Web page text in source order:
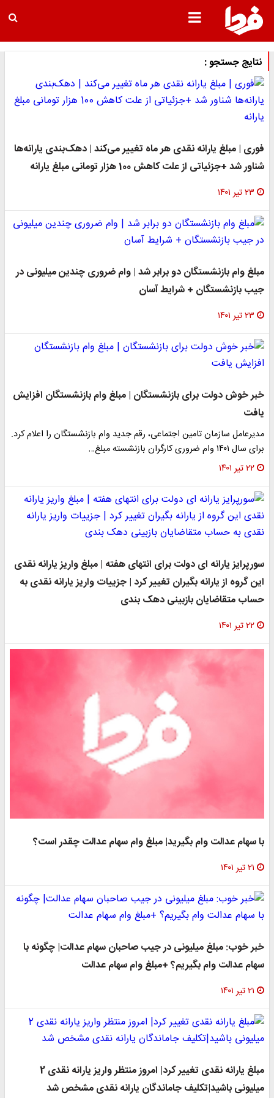
نتایج جستجو :
فوری | مبلغ یارانه نقدی هر ماه تغییر می‌کند | دهک‌بندی یارانه‌ها
شناور شد +‌جزئیاتی از علت کاهش 100 هزار تومانی مبلغ یارانه
۲۳ تیر ۱۴۰۱
مبلغ وام بازنشستگان دو برابر شد | وام ضروری چندین میلیونی در
جیب بازنشستگان + شرایط آسان
۲۳ تیر ۱۴۰۱
خبر خوش دولت برای بازنشستگان | مبلغ وام بازنشستگان افزایش
یافت
​مدیرعامل سازمان تامین اجتماعی، رقم جدید وام بازنشستگان را اعلام کرد.
برای سال ۱۴۰۱ وام ضروری کارگران بازنشسته مبلغ…
۲۲ تیر ۱۴۰۱
سورپرایز یارانه ای دولت برای انتهای هفته | مبلغ واریز یارانه نقدی
این گروه از یارانه بگیران تغییر کرد | جزییات واریز یارانه نقدی به
حساب متقاضایان بازبینی دهک بندی
۲۲ تیر ۱۴۰۱
با سهام عدالت وام بگیرید| مبلغ وام سهام عدالت چقدر است؟
۲۱ تیر ۱۴۰۱
خبر خوب: مبلغ میلیونی در جیب صاحبان سهام عدالت| چگونه با
سهام عدالت وام بگیریم؟ +مبلغ وام سهام عدالت
۲۱ تیر ۱۴۰۱
مبلغ یارانه نقدی تغییر کرد| امروز منتظر واریز یارانه نقدی 2
میلیونی باشید|تکلیف جاماندگان یارانه نقدی مشخص شد